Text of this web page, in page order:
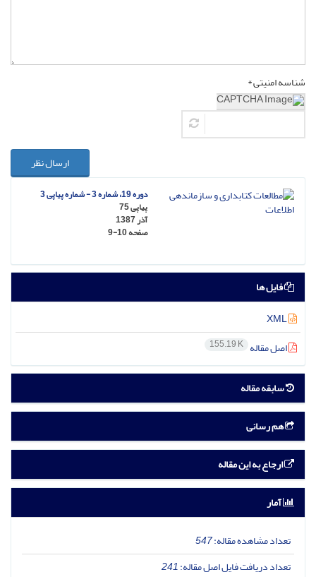
شناسه امنیتی *
ارسال نظر
دوره 19، شماره 3 - شماره پیاپی 3
پیاپی 75
آذر 1387
صفحه9-10
فایل ها
اصل مقاله 155.19 K
سابقه مقاله
هم رسانی
ارجاع به این مقاله
آمار
تعداد مشاهده مقاله:547
تعداد دریافت فایل اصل مقاله:241